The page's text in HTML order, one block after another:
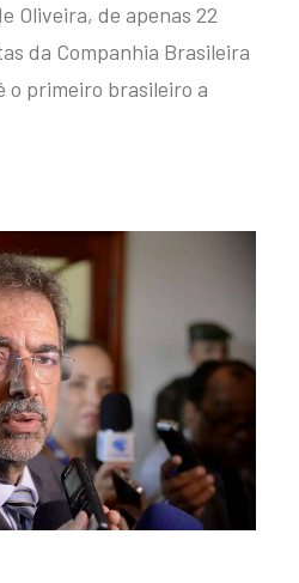
Oliveira, de apenas 22
da Companhia Brasileira
o primeiro brasileiro a